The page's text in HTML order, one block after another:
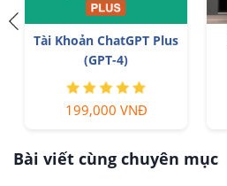
Tài Khoản ChatGPT Plus
(GPT-4)
199,000 VNĐ
Bài viết cùng chuyên mục